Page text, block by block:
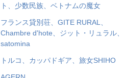
ト、少数民族、ベトナムの魔女
フランス貸別荘、GITE RURAL、
Chambre d'hote、ジット・リュラル、
satomina
トルコ、カッパドギア、旅女SHIHO